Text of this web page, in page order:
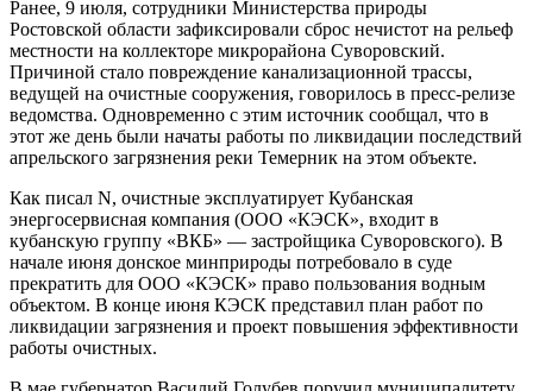
Ранее, 9 июля, сотрудники Министерства природы
Ростовской области зафиксировали сброс нечистот на рельеф
местности на коллекторе микрорайона Суворовский.
Причиной стало повреждение канализационной трассы,
ведущей на очистные сооружения, говорилось в пресс-релизе
ведомства. Одновременно с этим источник сообщал, что в
этот же день были начаты работы по ликвидации последствий
апрельского загрязнения реки Темерник на этом объекте.
Как писал N, очистные эксплуатирует Кубанская
энергосервисная компания (ООО «КЭСК», входит в
кубанскую группу «ВКБ» — застройщика Суворовского). В
начале июня донское минприроды потребовало в суде
прекратить для ООО «КЭСК» право пользования водным
объектом. В конце июня КЭСК представил план работ по
ликвидации загрязнения и проект повышения эффективности
работы очистных.